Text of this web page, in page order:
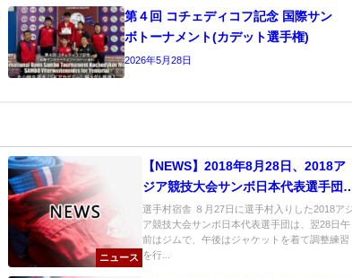
第４回 コチェディコフ記念 国際サン
ボトーナメント(カデット選⼿権)
2026年5月28日
ニュース
【NEWS】2018年8月28日、2018ア
ジア競技大会サンボ日本代表選手団
在２日目：調整練習開始
選手村宿舎 ８月27日に選手村入りした2018ア
ア競技大会サンボ日本代表選手団は、翌28日午
前はジムで、午後はジャケットを着て調整練習
を行...